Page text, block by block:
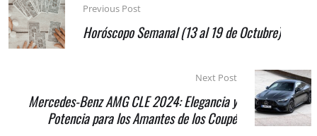
Previous Post
Horóscopo Semanal (13 al 19 de Octubre)
Next Post
Mercedes-Benz AMG CLE 2024: Elegancia y
Potencia para los Amantes de los Coupé